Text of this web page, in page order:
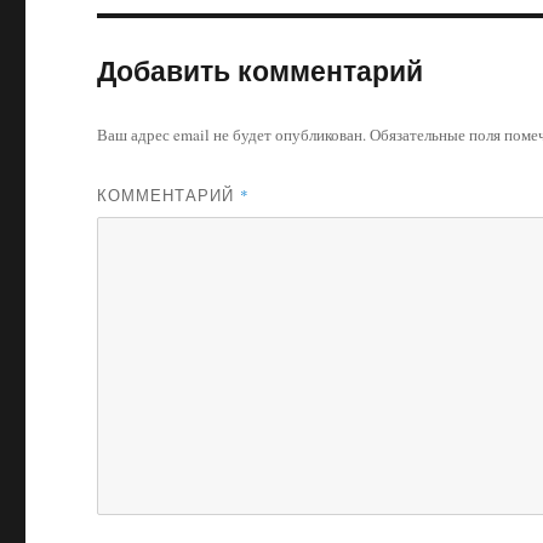
Добавить комментарий
Ваш адрес email не будет опубликован.Обязательные поля
КОММЕНТАРИЙ *